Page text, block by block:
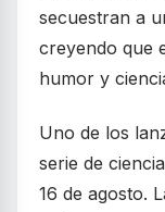
secuestran a
creyendo que
humor y
Uno de los
serie de
16 de agosto.